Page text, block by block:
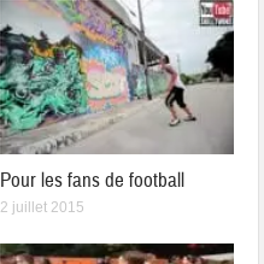
Pour les fans de football
2 juillet 2015